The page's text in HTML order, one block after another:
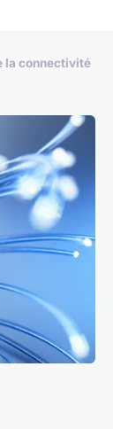
la connectivité